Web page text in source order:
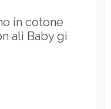
in cotone
ali Baby gi